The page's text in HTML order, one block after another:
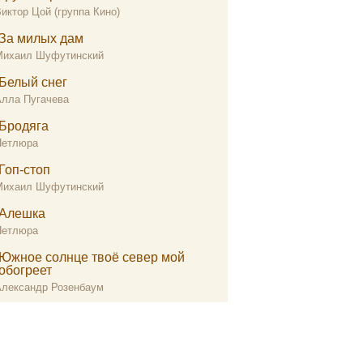
Цой (группа Кино)
милых дам
Шуфутинский
снег
Пугачева
стоп
Шуфутинский
солнце твоё север мой
Розенбаум